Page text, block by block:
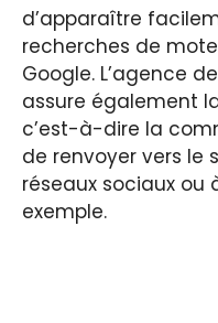
d’apparaître
recherches de
Google. L’agence
assure également
c’est-à-dire la
de renvoyer vers le
réseaux sociaux ou
exemple.